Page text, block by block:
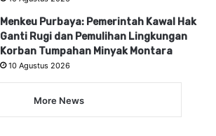
Menkeu Purbaya: Pemerintah Kawal Hak
Ganti Rugi dan Pemulihan Lingkungan
Korban Tumpahan Minyak Montara
10 Agustus 2026
More News